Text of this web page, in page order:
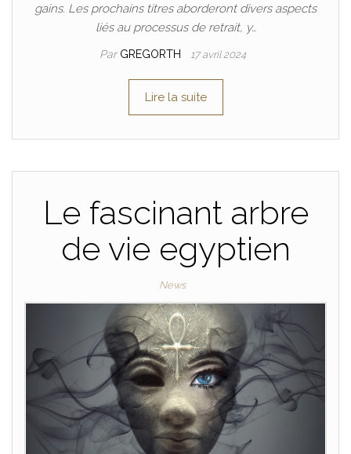
gains. Les prochains titres aborderont divers aspects
liés au processus de retrait, y…
Par GREGORTH 17 avril 2024
Lire la suite
Le fascinant arbre
de vie egyptien
News